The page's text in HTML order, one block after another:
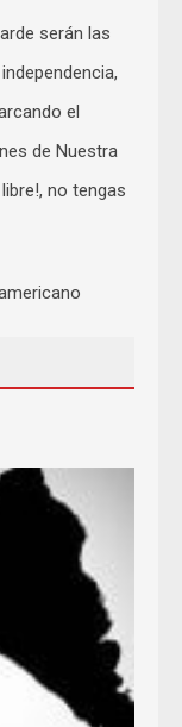
serán las
el
de Nuestra
no tengas